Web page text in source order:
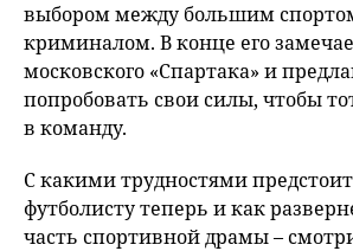
выбором между большим
криминалом. В конце его
московского «Спартака» и
попробовать свои силы, чтобы
в команду.
С какими трудностями
футболисту теперь и как
часть спортивной драмы –